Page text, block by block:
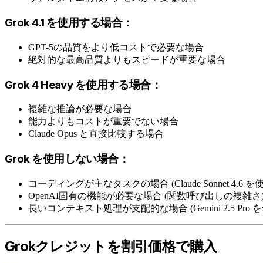
Grok 4.1 を使用する場合：
GPT-5の品質をより低コストで必要な場合
絶対的な最高品質よりもスピードが重要な場合
Grok 4 Heavy を使用する場合：
複雑な推論が必要な場合
能力よりもコストが重要でない場合
Claude Opus と直接比較する場合
Grok を使用しない場合：
コーディングが主なタスクの場合 (Claude Sonnet 4.6 を
OpenAI固有の機能が必要な場合 (関数呼び出しの複雑さ
長いコンテキスト処理が支配的な場合 (Gemini 2.5 Pro
Grokクレジットを割引価格で購入